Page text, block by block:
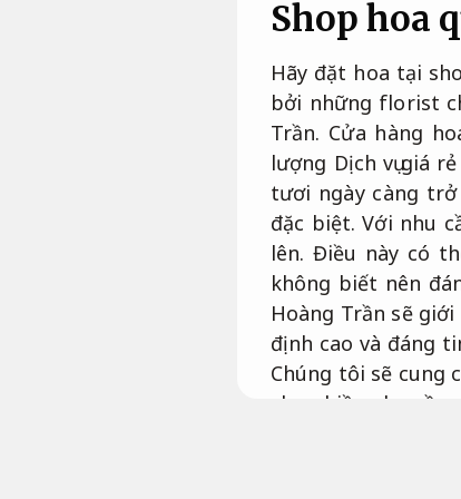
Shop hoa
Hãy đặt hoa tại
bởi những florist
Trần. Cửa hàng
lượng Dịch vụ giá
tươi ngày càng
đặc biệt. Với nhu
lên. Điều này có
không biết nên
Hoàng Trần sẽ
định cao và đáng
Chúng tôi sẽ cung
cho nhiều nhu cầu.